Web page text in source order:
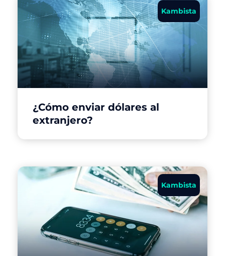
Kambista
¿Cómo enviar dólares al
extranjero?
Kambista